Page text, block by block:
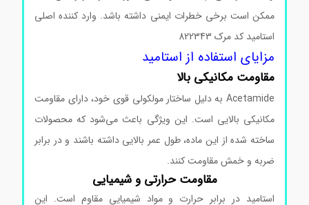
ممکن است برخی خطرات ایمنی داشته باشد. وارد کننده اصلی
استامید کد مرک 822343
مزایای استفاده از استامید
مقاومت مکانیکی بالا
Acetamide به دلیل ساختار مولکولی قوی خود، دارای مقاومت
مکانیکی بالایی است. این ویژگی باعث می‌شود که محصولات
ساخته شده از این ماده، طول عمر بالایی داشته باشند و در برابر
ضربه و خمش مقاومت کنند.
مقاومت حرارتی و شیمیایی
استامید در برابر حرارت و مواد شیمیایی مقاوم است. این